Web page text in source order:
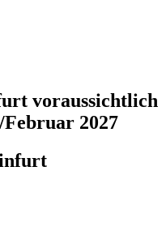
voraussichtlich
2027